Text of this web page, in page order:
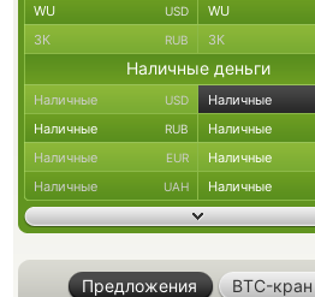
WU USD WU
ЗК RUB ЗК
Наличные деньги
Наличные USD Наличные
Наличные RUB Наличные
Наличные EUR Наличные
Наличные UAH Наличные
Предложения BTC-кран